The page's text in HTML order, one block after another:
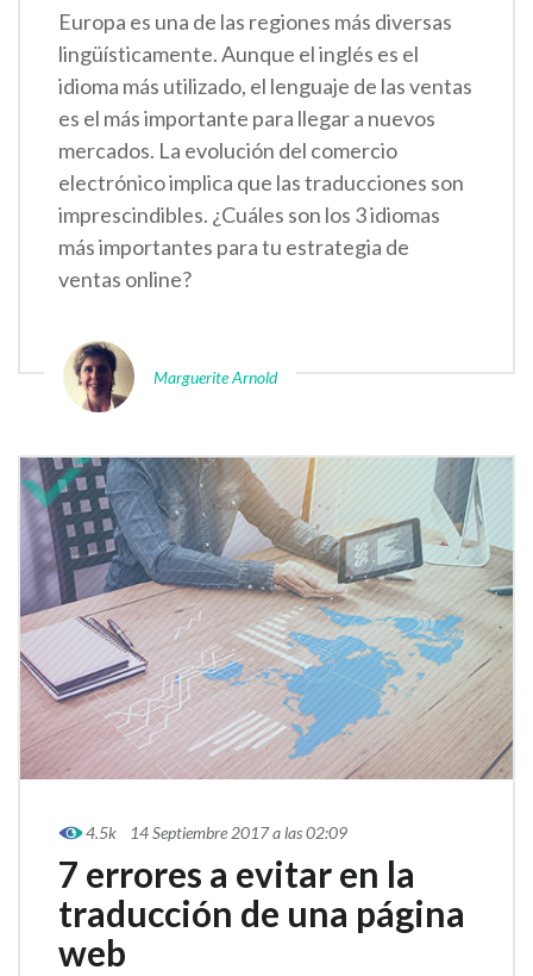
Europa es una de las regiones más diversas
lingüísticamente. Aunque el inglés es el
idioma más utilizado, el lenguaje de las ventas
es el más importante para llegar a nuevos
mercados. La evolución del comercio
electrónico implica que las traducciones son
imprescindibles. ¿Cuáles son los 3 idiomas
más importantes para tu estrategia de
ventas online?
Marguerite Arnold
4.5k 14 Septiembre 2017 a las 02:09
7 errores a evitar en la
traducción de una página
web